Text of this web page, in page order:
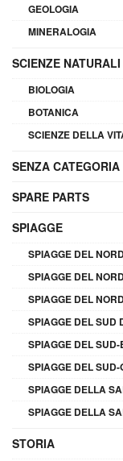
GEOLOGIA
MINERALOGIA
SCIENZE NATURALI
BIOLOGIA
BOTANICA
SCIENZE DELLA
SENZA CATEGORIA
SPARE PARTS
SPIAGGE
SPIAGGE DEL
SPIAGGE DEL
SPIAGGE DEL
SPIAGGE DEL SUD
SPIAGGE DEL
SPIAGGE DEL
SPIAGGE DELLA
SPIAGGE DELLA
STORIA